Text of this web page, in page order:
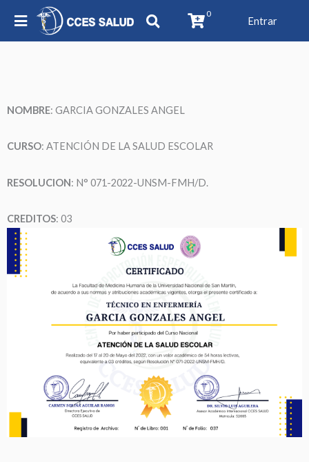
0
Entrar
NOMBRE: GARCIA GONZALES ANGEL
CURSO: ATENCIÓN DE LA SALUD ESCOLAR
RESOLUCION: N° 071-2022-UNSM-FMH/D.
CREDITOS: 03